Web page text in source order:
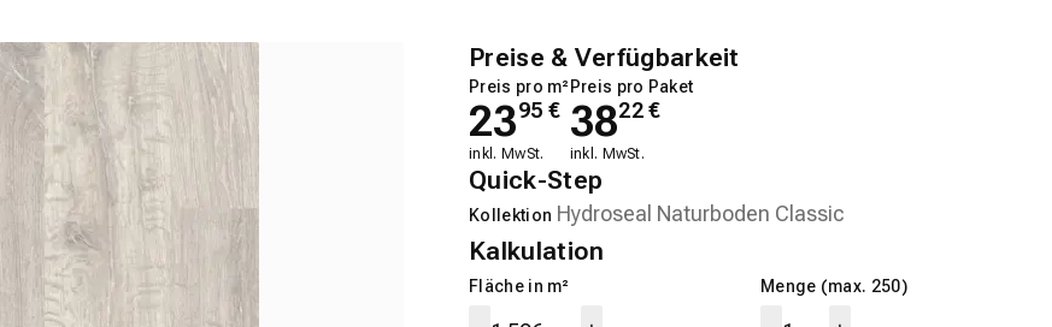
Preise & Verfügbarkeit
Preis pro m²
2395 €
inkl. MwSt.
Preis pro Paket
3822€
inkl. MwSt.
Quick-Step
Kollektion
Kalkulation
Fläche in m² Menge (max. 250)